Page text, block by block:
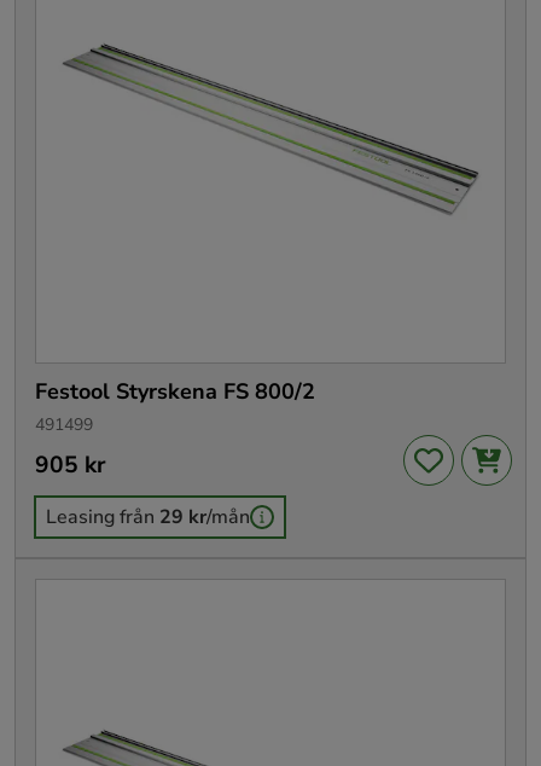
Festool Styrskena FS 800/2
491499
Pris: 905 kr
905 kr
Leasing från 29 kr/mån